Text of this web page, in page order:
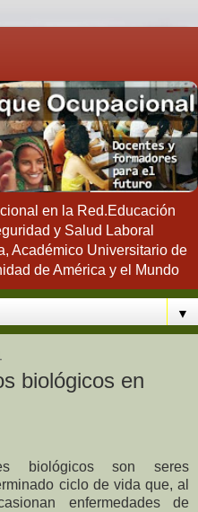
en la Red.Educación
y Salud Laboral
Académico Universitario de
de América y el Mundo
▼
biológicos en
biológicos son seres
ciclo de vida que, al
enfermedades de